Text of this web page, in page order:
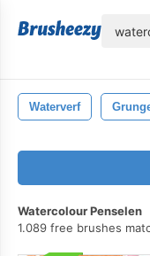
Waterverf
Watercolour Penselen
1.089 free brushes